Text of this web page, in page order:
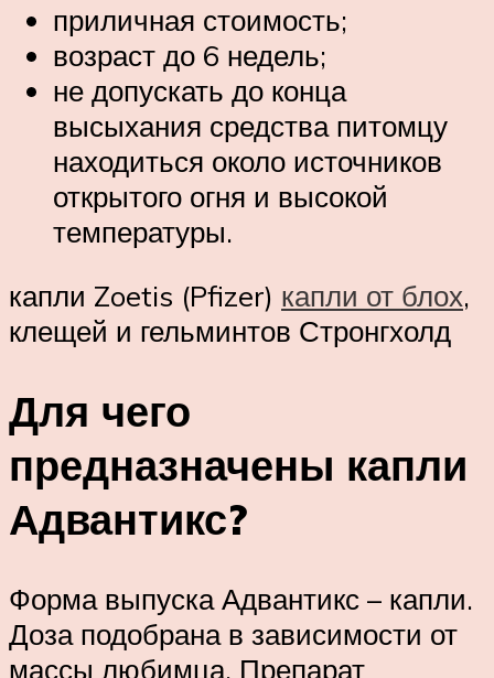
приличная стоимость;
возраст до 6 недель;
не допускать до конца
высыхания средства питомцу
находиться около источников
открытого огня и высокой
температуры.
капли Zoetis (Pfizer) капли от блох,
клещей и гельминтов Стронгхолд
Для чего
предназначены капли
Адвантикс?
Форма выпуска Адвантикс – капли.
Доза подобрана в зависимости от
массы любимца. Препарат